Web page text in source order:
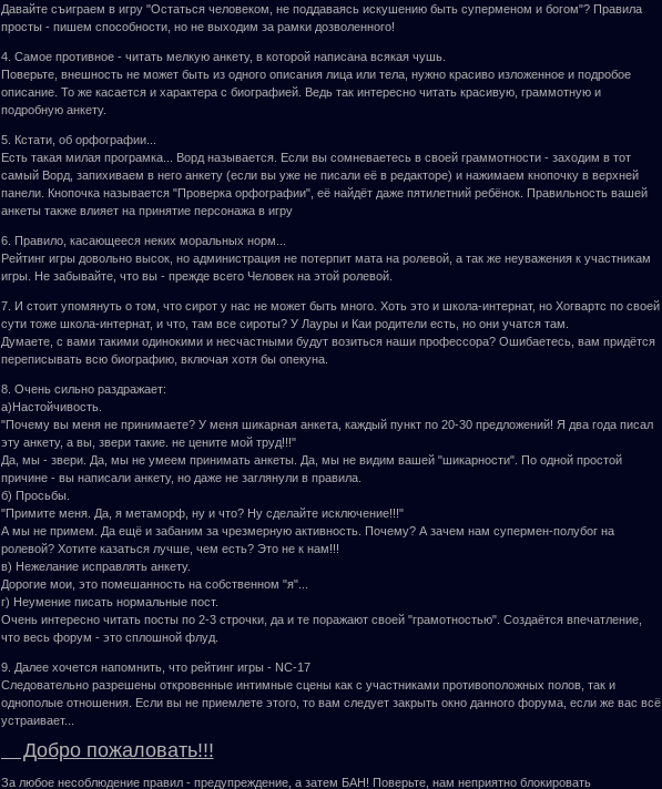
Давайте съиграем в игру "Остаться человеком, не поддаваясь искушению быть суперменом и богом"? Правила
просты - пишем способности, но не выходим за рамки дозволенного!
4. Самое противное - читать мелкую анкету, в которой написана всякая чушь.
Поверьте, внешность не может быть из одного описания лица или тела, нужно красиво изложенное и подробое
описание. То же касается и характера с биографией. Ведь так интересно читать красивую, граммотную и
подробную анкету.
5. Кстати, об орфографии...
Есть такая милая програмка... Ворд называется. Если вы сомневаетесь в своей граммотности - заходим в тот
самый Ворд, запихиваем в него анкету (если вы уже не писали её в редакторе) и нажимаем кнопочку в верхней
панели. Кнопочка называется "Проверка орфографии", её найдёт даже пятилетний ребёнок. Правильность вашей
анкеты также влияет на принятие персонажа в игру
6. Правило, касающееся неких моральных норм...
Рейтинг игры довольно высок, но администрация не потерпит мата на ролевой, а так же неуважения к участникам
игры. Не забывайте, что вы - прежде всего Человек на этой ролевой.
7. И стоит упомянуть о том, что сирот у нас не может быть много. Хоть это и школа-интернат, но Хогвартс по своей
сути тоже школа-интернат, и что, там все сироты? У Лауры и Каи родители есть, но они учатся там.
Думаете, с вами такими одинокими и несчастными будут возиться наши профессора? Ошибаетесь, вам придётся
переписывать всю биографию, включая хотя бы опекуна.
8. Очень сильно раздражает:
а)Настойчивость.
"Почему вы меня не принимаете? У меня шикарная анкета, каждый пункт по 20-30 предложений! Я два года писал
эту анкету, а вы, звери такие. не цените мой труд!!!"
Да, мы - звери. Да, мы не умеем принимать анкеты. Да, мы не видим вашей "шикарности". По одной простой
причине - вы написали анкету, но даже не заглянули в правила.
б) Просьбы.
"Примите меня. Да, я метаморф, ну и что? Ну сделайте исключение!!!"
А мы не примем. Да ещё и забаним за чрезмерную активность. Почему? А зачем нам супермен-полубог на
ролевой? Хотите казаться лучше, чем есть? Это не к нам!!!
в) Нежелание исправлять анкету.
Дорогие мои, это помешанность на собственном "я"...
г) Неумение писать нормальные пост.
Очень интересно читать посты по 2-3 строчки, да и те поражают своей "грамотностью". Создаётся впечатление,
что весь форум - это сплошной флуд.
9. Далее хочется напомнить, что рейтинг игры - NC-17
Следовательно разрешены откровенные интимные сцены как с участниками противоположных полов, так и
однополые отношения. Если вы не приемлете этого, то вам следует закрыть окно данного форума, если же вас всё
устраивает...
Добро пожаловать!!!
За любое несоблюдение правил - предупреждение, а затем БАН! Поверьте, нам неприятно блокировать